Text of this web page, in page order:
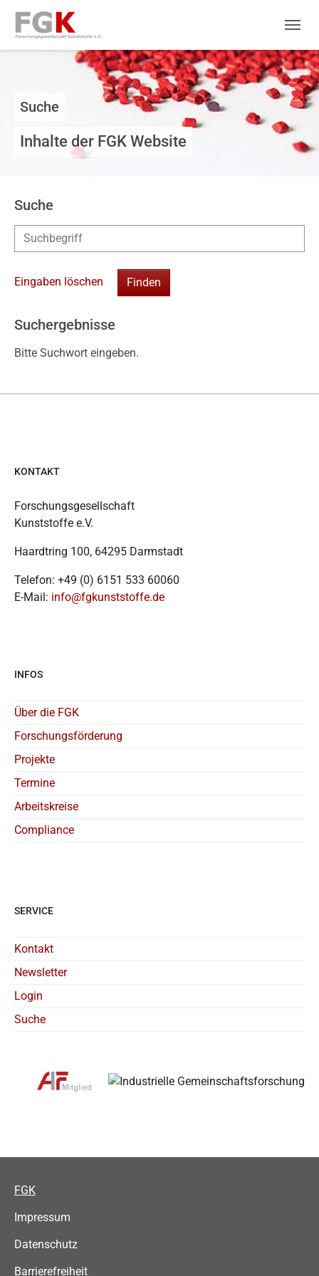
Suche
Inhalte der FGK Website
Suche
Eingaben löschen
Suchergebnisse
Bitte Suchwort eingeben.
KONTAKT
Forschungsgesellschaft
Kunststoffe e.V.
Haardtring 100, 64295 Darmstadt
Telefon: +49 (0) 6151 533 60060
E-Mail: info@fgkunststoffe.de
INFOS
Über die FGK
Forschungsförderung
Projekte
Termine
Arbeitskreise
Compliance
SERVICE
Kontakt
Newsletter
Login
Suche
FGK
Impressum
Datenschutz
Barrierefreiheit